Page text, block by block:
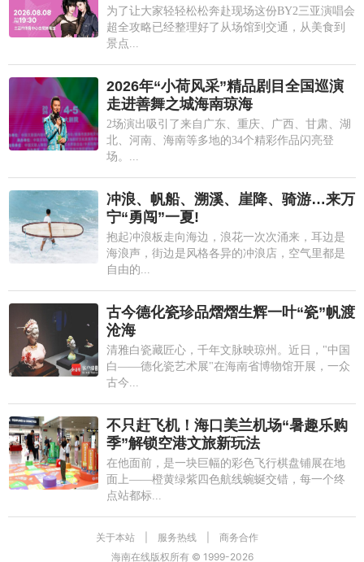
为了让大家轻轻松松奔赴现场这份BY2三亚演唱会
超全攻略已经整理好了从场馆到交通，从美食到
景点...
2026年“小荷风采”精品剧目全国巡演
走进善舞之城海南琼海
2场演出吸引了来自广东、重庆、广西、甘肃、湖
北、河南、海南等多地的34个精彩作品闪亮登
场。...
冲浪、帆船、溯溪、崖降、骑游…来万
宁“勇闯”一夏!
抱起冲浪板走向海边，浪花一次次涌来，耳边是
海浪声，街边是风格各异的冲浪店，空气里都是
自由的...
古今德化瓷珍品熠熠生辉一叶“瓷”帆渡
沧海
清雅白瓷藏匠心，千年文脉映琼州。近日，"中国
白——德化瓷艺术展"在海南省博物馆开展，一众
古今...
不只赶飞机！海口美兰机场“暑趣乐购
季”解锁空港文旅新玩法
在他面前，是一块巨幅的彩色飞行棋盘铺展在地
面上——橙黄绿紫四色航线蜿蜒交错，每一个终
点站都标...
关于本站 服务热线
商务合作
海南在线版权所有 © 1999-2026